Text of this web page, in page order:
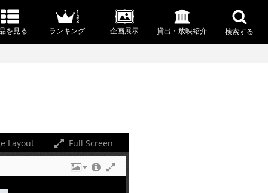
を見る ランキング 企画展示 貸出・放映紹介 検索する
Layout Full Screen